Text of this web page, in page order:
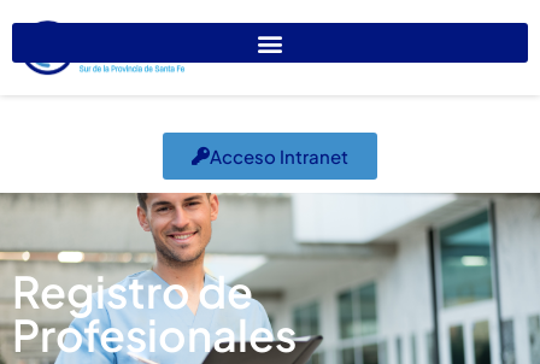
Acceso Intranet
Registro de
Profesionales